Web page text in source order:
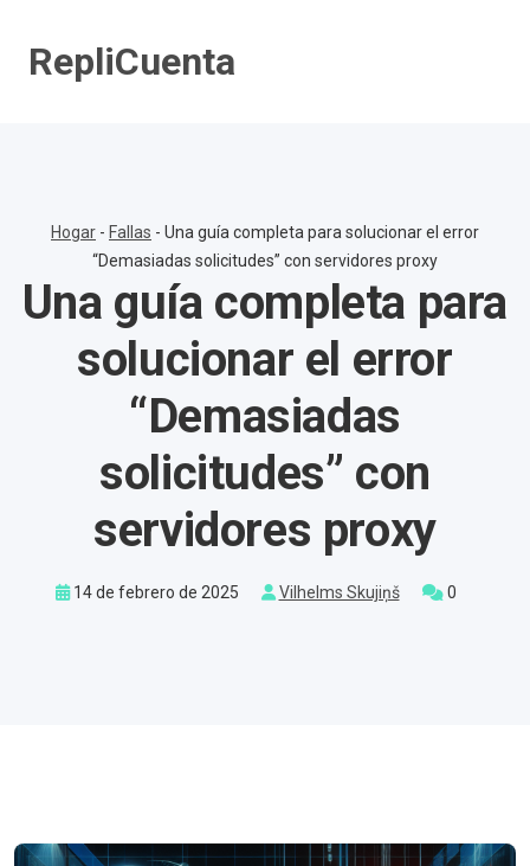
contenido
RepliCuenta
Hogar - Fallas - Una guía completa para solucionar el error
“Demasiadas solicitudes” con servidores proxy
Una guía completa para
solucionar el error
“Demasiadas
solicitudes” con
servidores proxy
14 de febrero de 2025 Vilhelms Skujiņš 0